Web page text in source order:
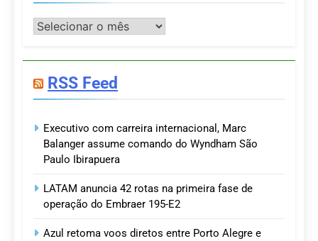
Postagens
RSS Feed
Executivo com carreira internacional, Marc
Balanger assume comando do Wyndham São
Paulo Ibirapuera
LATAM anuncia 42 rotas na primeira fase de
operação do Embraer 195-E2
Azul retoma voos diretos entre Porto Alegre e